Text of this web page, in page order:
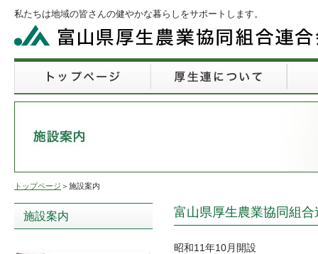
私たちは地域の皆さんの健やかな暮らしをサポートします。
トップページ ＞施設案内
富山県厚生農業協同組
昭和11年10月開設
施設案内